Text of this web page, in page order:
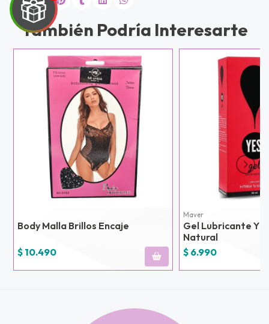
JUGAR
También Podría Interesarte
Body Malla Brillos Encaje
$ 10.490
Maver
Gel Lubricante
Natural
$ 6.990